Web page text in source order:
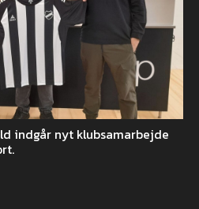
indgår nyt klubsamarbejde